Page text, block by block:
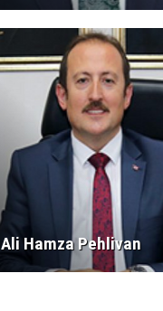
Ali Hamza Pehlivan